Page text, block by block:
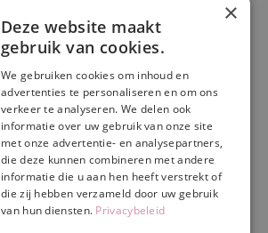
Verzenden en
betalen
Online betalen
Retourneren
Algemene
voorwaarden
Privacy & Cookie
policy
×
Deze website maakt
gebruik van cookies.
We gebruiken cookies om inhoud en
advertenties te personaliseren en om ons
verkeer te analyseren. We delen ook
informatie over uw gebruik van onze site
met onze advertentie- en analysepartners,
die deze kunnen combineren met andere
informatie die u aan hen heeft verstrekt of
die zij hebben verzameld door uw gebruik
van hun diensten. Privacybeleid